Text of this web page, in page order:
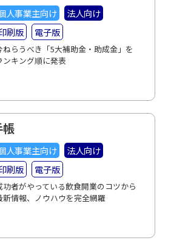
人事業主向け
法人向け
刷版
電子版
ねらうべき「5大補助金・助成金」を
ンキング順に発表
人事業主向け
法人向け
刷版
電子版
功者がやっている飲食開業のコツから
新情報、ノウハウを完全網羅